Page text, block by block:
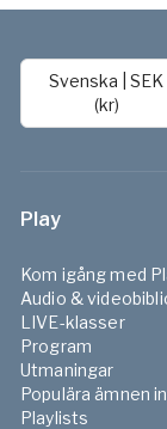
Svenska |SEK
(kr)
Play
Kom igång med
Audio &
LIVE-klasser
Program
Utmaningar
Populära ämnen
Playlists